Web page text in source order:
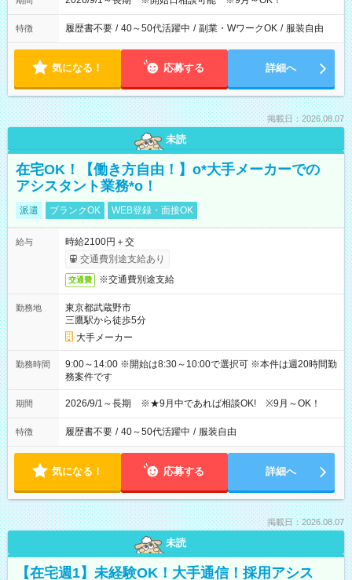
特徴 履歴書不要 / 40～50代活躍中 / 副業・WワークOK / 服装自由
気になる！ 応募する 詳細へ
掲載日：2026.08.07
未読
在宅OK！【働き方自由！】o*大手メーカーでの
アシスタント業務*o！
派遣 ブランクOK WEB登録・面接OK
給与
時給2100円＋交
交通費別途支給あり
交通費 ※交通費別途支給
勤務地
東京都武蔵野市
三鷹駅から徒歩5分
大手メーカー
勤務時間
9:00～14:00 ※開始は8:30～10:00で選択可 ※本件は週20時間勤
務案件です
期間 2026/9/1～長期 ※★9月中であれば相談OK! ※9月～OK！
特徴 履歴書不要 / 40～50代活躍中 / 服装自由
気になる！ 応募する 詳細へ
掲載日：2026.08.07
未読
【在宅週1】未経験OK！大手通信！採用アシス